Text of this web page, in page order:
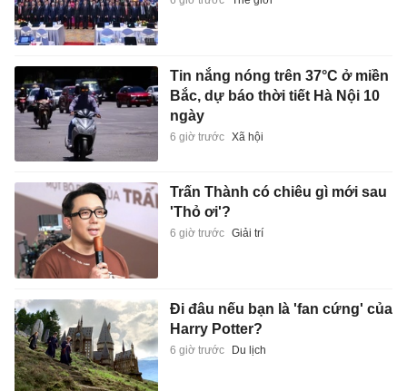
Tin nắng nóng trên 37°C ở miền
Bắc, dự báo thời tiết Hà Nội 10
ngày
6 giờ trước Xã hội
Trấn Thành có chiêu gì mới sau
'Thỏ ơi'?
6 giờ trước Giải trí
Đi đâu nếu bạn là 'fan cứng' của
Harry Potter?
6 giờ trước Du lịch